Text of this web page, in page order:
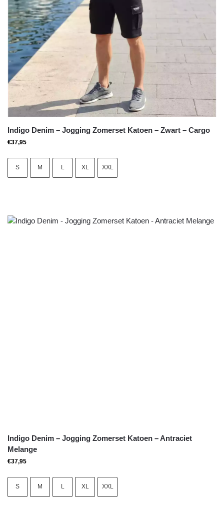
Indigo Denim – Jogging Zomerset Katoen – Zwart – Cargo
€37,95
S M L XL XXL
Indigo Denim – Jogging Zomerset Katoen – Antraciet
Melange
€37,95
S M L XL XXL